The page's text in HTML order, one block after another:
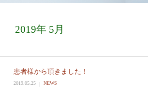
2019年 5月
患者様から頂きました！
2019.05.25 NEWS